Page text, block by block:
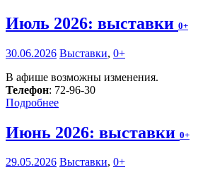
Июль 2026: выставки 0+
30.06.2026 Выставки, 0+
В афише возможны изменения.
Телефон: 72-96-30
Подробнее
Июнь 2026: выставки 0+
29.05.2026 Выставки, 0+